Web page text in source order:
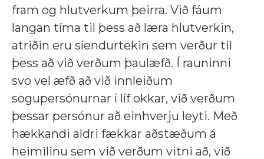
fram og hlutverkum þeirra. Við fáum
langan tíma til þess að læra hlutverkin,
atriðin eru síendurtekin sem verður til
þess að við verðum þaulæfð. Í rauninni
svo vel æfð að við innleiðum
sögupersónurnar í líf okkar, við verðum
þessar persónur að einhverju leyti. Með
hækkandi aldri fækkar aðstæðum á
heimilinu sem við verðum vitni að, við